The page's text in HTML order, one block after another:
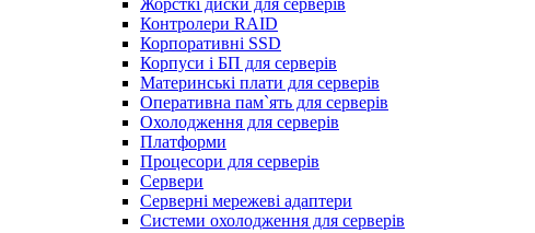
Жорсткі диски для серверів
Контролери RAID
Корпоративні SSD
Корпуси і БП для серверів
Материнські плати для серверів
Оперативна пам`ять для серверів
Охолодження для серверів
Платформи
Процесори для серверів
Сервери
Серверні мережеві адаптери
Системи охолодження для серверів